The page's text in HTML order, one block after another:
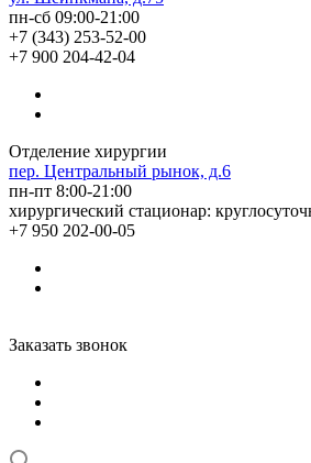
пн-сб 09:00-21:00
+7 (343) 253-52-00
+7 900 204-42-04
Отделение хирургии
пер. Центральный рынок, д.6
пн-пт 8:00-21:00
хирургический стационар:
+7 950 202-00-05
Заказать звонок